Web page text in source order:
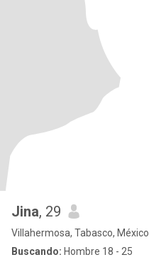
Jina, 29
Villahermosa, Tabasco, México
Buscando: Hombre 18 - 25